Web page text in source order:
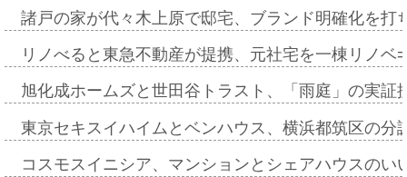
諸戸の家が代々木上原で邸宅、ブランド明確化を
リノべると東急不動産が提携、元社宅を一棟リノ
旭化成ホームズと世田谷トラスト、「雨庭」の実
東京セキスイハイムとベンハウス、横浜都筑区の
コスモスイニシア、マンションとシェアハウスの